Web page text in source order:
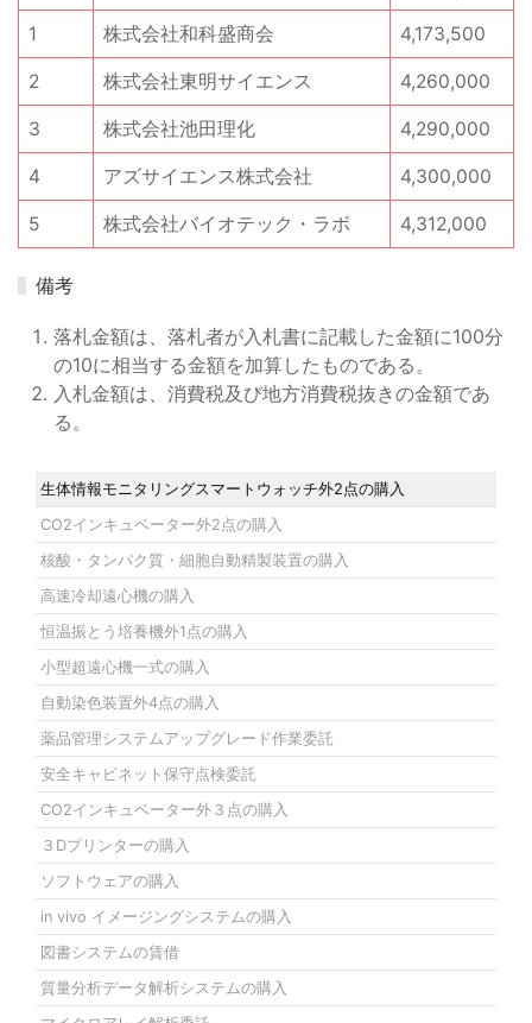
1 株式会社和科盛商会 4,173,500
2 株式会社東明サイエンス 4,260,000
3 株式会社池田理化 4,290,000
4 アズサイエンス株式会社 4,300,000
5 株式会社バイオテック・ラボ 4,312,000
備考
落札金額は、落札者が入札書に記載した金額に100分
の10に相当する金額を加算したものである。
入札金額は、消費税及び地方消費税抜きの金額であ
る。
生体情報モニタリングスマートウォッチ外2点の購入
CO2インキュベーター外2点の購入
核酸・タンパク質・細胞自動精製装置の購入
高速冷却遠心機の購入
恒温振とう培養機外1点の購入
小型超遠心機一式の購入
自動染色装置外4点の購入
薬品管理システムアップグレード作業委託
安全キャビネット保守点検委託
CO2インキュベーター外３点の購入
３Dプリンターの購入
ソフトウェアの購入
in vivo イメージングシステムの購入
図書システムの賃借
質量分析データ解析システムの購入